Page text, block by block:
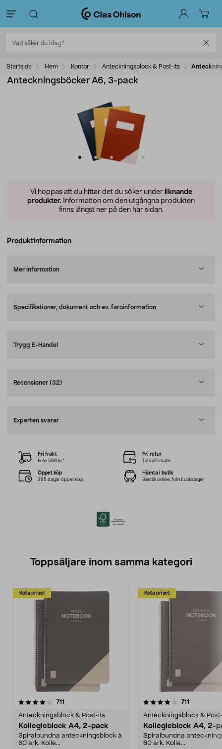
Startsida Hem Kontor Anteckningsblock & Post-its
Anteckningsböcker A6, 3-pack
Vi hoppas att du hittar det du söker under liknande
produkter. Information om den utgångna produkten
finns längst ner på den här sidan.
Produktinformation
Mer information
Specifikationer, dokument och ev. faroinformation
Trygg E-Handel
Recensioner (32)
Experten svarar
Fri frakt
Från 599 kr*
Fri retur
Till valfri butik
Öppet köp
365 dagar öppet köp
Hämta i butik
Beställ online, från butikslager
Toppsäljare inom samma kategori
Kolla priset
711
Anteckningsblock & Post-its
Kollegieblock A4, 2-pack
Spiralbundna anteckningsblock à
60 ark. Kolle...
Kolla priset
4.0 av 5 stjärnor 711
Anteckningsblock &
Kollegieblock A4, 2-
Spiralbundna
60 ark. Kolle...
4.5 av 5 stjärnor